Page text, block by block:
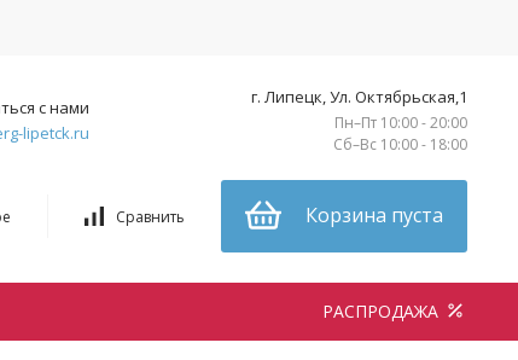
с нами
lipetck.ru
г. Липецк, Ул. Октябрьская,1
Пн–Пт 10:00 - 20:00
Сб–Вс 10:00 - 18:00
Сравнить Корзина пуста
РАСПРОДАЖА